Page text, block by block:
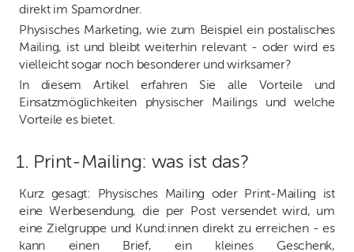
direkt im Spamordner.
Physisches Marketing, wie zum Beispiel ein postalisches
Mailing, ist und bleibt weiterhin relevant - oder wird es
vielleicht sogar noch besonderer und wirksamer?
In diesem Artikel erfahren Sie alle Vorteile und
Einsatzmöglichkeiten physischer Mailings und welche
Vorteile es bietet.
1. Print-Mailing: was ist das?
Kurz gesagt: Physisches Mailing oder Print-Mailing ist
eine Werbesendung, die per Post versendet wird, um
eine Zielgruppe und Kund:innen direkt zu erreichen - es
kann einen Brief, ein kleines Geschenk,